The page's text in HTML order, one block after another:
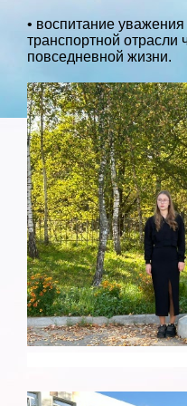
• воспитание уважения
транспортной отрасли
повседневной жизни.